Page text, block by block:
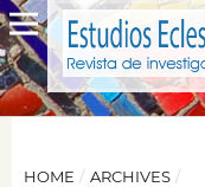
HOME / ARCHIVES /